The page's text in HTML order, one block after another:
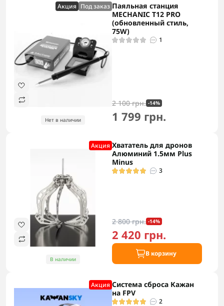
Акция Под заказ
Нет в наличии
Паяльная станция
MECHANIC T12 PRO
(обновленный стиль,
75W)
1
2 100 грн. -14%
1 799 грн.
Акция
В наличии
Хвататель для дронов
Алюминий 1.5мм Plus
Minus
3
2 800 грн. -14%
2 420 грн.
В корзину
Акция Система сброса Кажан
на FPV
2